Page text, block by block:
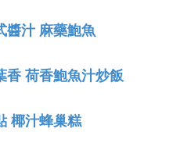
醬汁 麻藥鮑魚
香 荷香鮑魚汁炒飯
椰汁蜂巢糕